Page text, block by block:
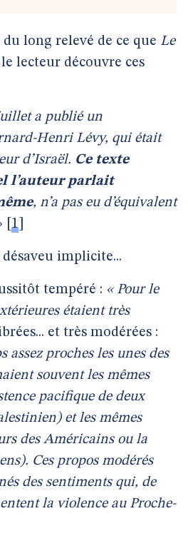
long relevé de ce que Le
lecteur découvre ces
a publié un
Henri Lévy, qui était
d’Israël. Ce texte
l’auteur parlait
, n’a pas eu d’équivalent
1
implicite...
tempéré : « Pour le
étaient très
et très modérées :
assez proches les unes des
souvent les mêmes
pacifique de deux
et les mêmes
des Américains ou la
Ces propos modérés
des sentiments qui, de
la violence au Proche-